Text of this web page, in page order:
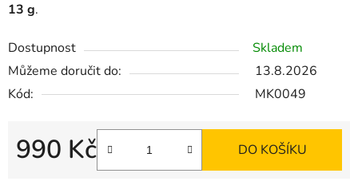
13 g.
Dostupnost
Skladem
Můžeme doručit do:
13.8.2026
Kód:
MK0049
990 Kč DO KOŠÍKU